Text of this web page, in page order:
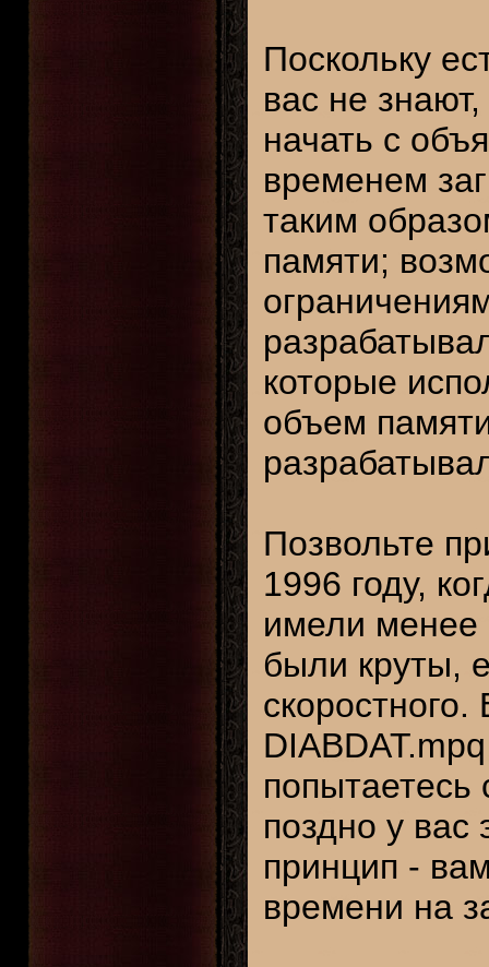
Поскольку
вас не
начать с
временем
таким
памяти;
которые
объем
Позвольте
1996 году,
имели менее
были круты,
поздно у вас
принцип -
времени на